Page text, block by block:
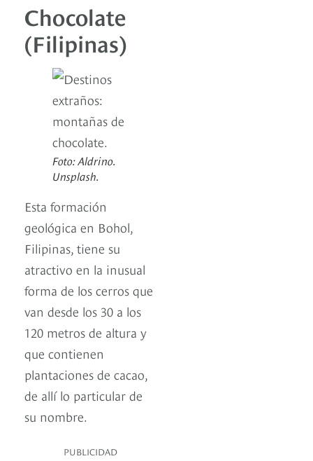
Chocolate
(Filipinas)
Foto: Aldrino.
Unsplash.
Esta formación
geológica en Bohol,
Filipinas, tiene su
atractivo en la inusual
forma de los cerros que
van desde los 30 a los
120 metros de altura y
que contienen
plantaciones de cacao,
de allí lo particular de
su nombre.
PUBLICIDAD